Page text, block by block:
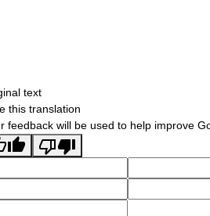
text
this translation
feedback will be used to help improve